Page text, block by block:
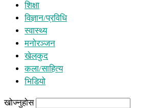
शिक्षा
विज्ञान/प्रविधि
स्वास्थ्य
मनोरञ्जन
खेलकुद
कला/साहित्य
भिडियो
खोज्नुहोस